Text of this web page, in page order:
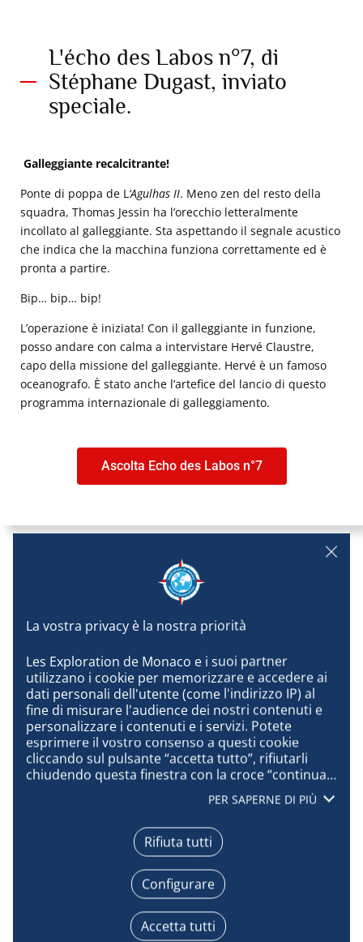
Les Exploration de Monaco e i suoi partner
utilizzano i cookie per memorizzare e accedere ai
dati personali dell'utente (come l'indirizzo IP) al
fine di misurare l'audience dei nostri contenuti e
personalizzare i contenuti e i servizi. Potete
esprimere il vostro consenso a questi cookie
cliccando sul pulsante “accetta tutto”, rifiutarli
chiudendo questa finestra con la croce “continua
senza accettare”, oppure conoscere i dettagli di
ogni scopo ed esprimere la vostra scelta per
ognuno di essi cliccando su “configura”. Cliccando
su “accetta tutto”, accettate che possiamo
accedere alle informazioni memorizzate sul vostro
terminale per ottenere dati sul nostro pubblico,
sviluppare e migliorare i nostri prodotti, garantire
la sicurezza, prevenire le frodi e il debug,
distribuire tecnicamente i contenuti, abbinare e
combinare fonti di dati offline, collegare diversi
PER SAPERNE DI PIÙ
Accetta tutti
Rifiuta tutti
Configurare
L'écho des Labos n°7, di
Stéphane Dugast, inviato
speciale.
Galleggiante recalcitrante!
Ponte di poppa de L‘Agulhas II. Meno zen del resto della
squadra, Thomas Jessin ha l’orecchio letteralmente
incollato al galleggiante. Sta aspettando il segnale acustico
che indica che la macchina funziona correttamente ed è
pronta a partire.
Bip… bip… bip!
L’operazione è iniziata! Con il galleggiante in funzione,
posso andare con calma a intervistare Hervé Claustre,
capo della missione del galleggiante. Hervé è un famoso
oceanografo. È stato anche l’artefice del lancio di questo
programma internazionale di galleggiamento.
Ascolta Echo des Labos n°7
, direttore di ricerca presso il CNRS e con
sede presso il Laboratorio di Oceanografia di Villefranche-
È co-direttore del progetto internazionale Argo BGC.
L’obiettivo di questo programma è quello di distribuire una